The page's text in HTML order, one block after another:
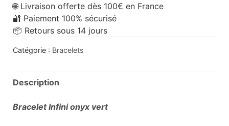
🌐 Livraison offerte dès 100€ en France
🔐 Paiement 100% sécurisé
📦 Retours sous 14 jours
Catégorie : Bracelets
Description
Bracelet Infini onyx vert